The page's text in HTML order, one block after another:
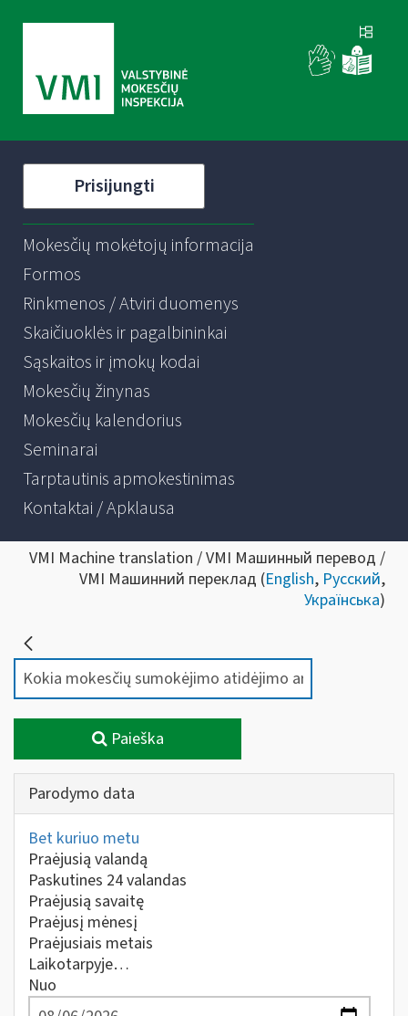
Prisijungti
Mokesčių mokėtojų informacija
Formos
Rinkmenos / Atviri duomenys
Skaičiuoklės ir pagalbininkai
Sąskaitos ir įmokų kodai
Mokesčių žinynas
Mokesčių kalendorius
Seminarai
Tarptautinis apmokestinimas
Kontaktai / Apklausa
VMI Machine translation / VMI Машинный перевод /
VMI Машинний переклад (English, Русский,
Українська)
Paieška
Parodymo data
Bet kuriuo metu
Praėjusią valandą
Paskutines 24 valandas
Praėjusią savaitę
Praėjusį mėnesį
Praėjusiais metais
Laikotarpyje…
Nuo